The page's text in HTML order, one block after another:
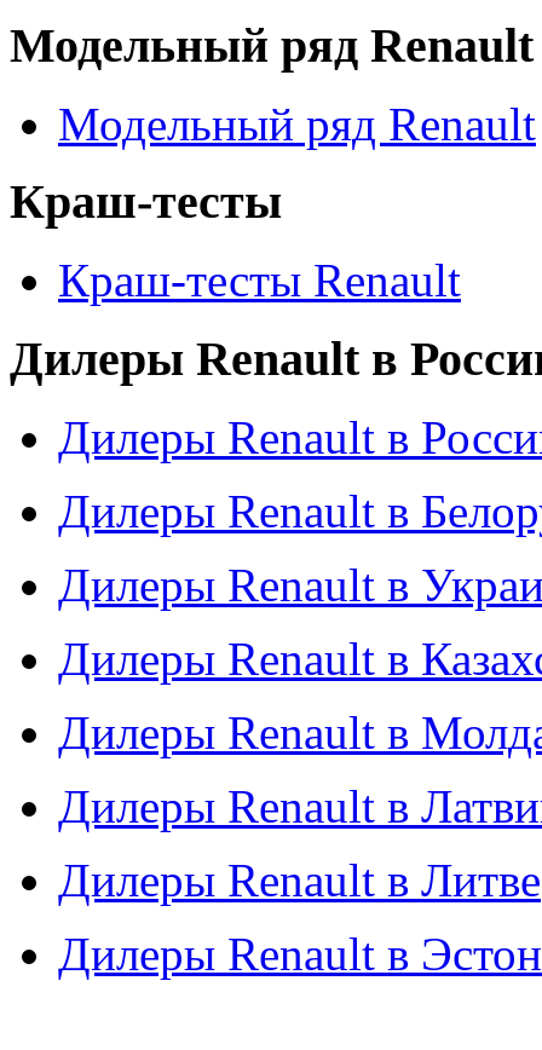
Модельный ряд Renault
Модельный ряд Renault
Краш-тесты
Краш-тесты Renault
Дилеры Renault в
Дилеры Renault в
Дилеры Renault в
Дилеры Renault в
Дилеры Renault в
Дилеры Renault в
Дилеры Renault в
Дилеры Renault в Литве
Дилеры Renault в